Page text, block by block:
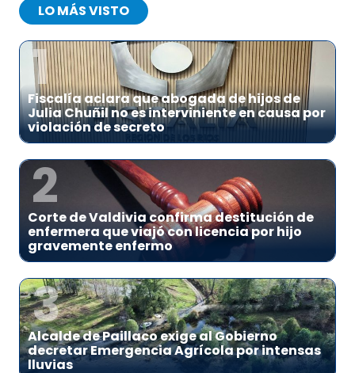
LO MÁS VISTO
1
Fiscalía aclara que abogada de hijos de
Julia Chuñil no es interviniente en causa por
violación de secreto
2
Corte de Valdivia confirma destitución de
enfermera que viajó con licencia por hijo
gravemente enfermo
3
Alcalde de Paillaco exige al Gobierno
decretar Emergencia Agrícola por intensas
lluvias